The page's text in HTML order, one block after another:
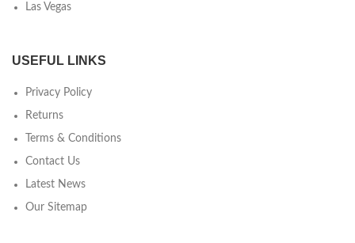
Las Vegas
USEFUL LINKS
Privacy Policy
Returns
Terms & Conditions
Contact Us
Latest News
Our Sitemap